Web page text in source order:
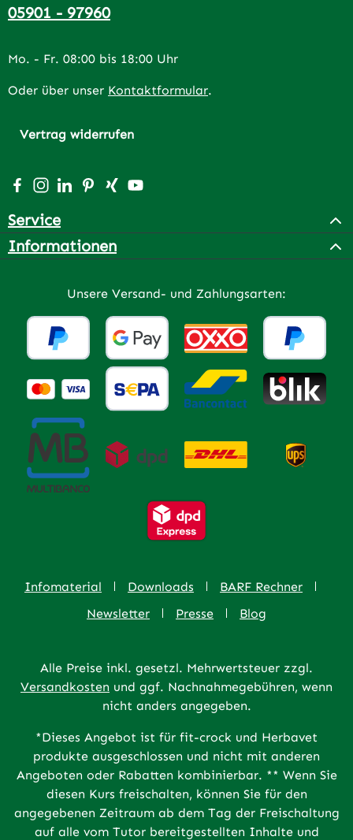
05901 - 97960
Mo. - Fr. 08:00 bis 18:00 Uhr
Oder über unser Kontaktformular.
Vertrag widerrufen
Besuche uns auf Facebook – öffnet in neuem Tab
Schau auf Instagram vorbei – öffnet in neuem Tab
Vernetze dich mit uns auf LinkedIn – öffnet in
Lass dich auf Pinterest inspirieren – öffnet
Vernetze dich mit uns auf Xing – öffnet
Sieh dir unsere Videos auf YouTube
Service
Informationen
Unsere Versand- und Zahlungsarten:
Infomaterial Downloads
BARF Rechner
Newsletter
Presse Blog
Alle Preise inkl. gesetzl. Mehrwertsteuer zzgl.
Versandkosten und ggf. Nachnahmegebühren, wenn
nicht anders angegeben.
*Dieses Angebot ist für fit-crock und Herbavet
produkte ausgeschlossen und nicht mit anderen
Angeboten oder Rabatten kombinierbar. ** Wenn Sie
diesen Kurs freischalten, können Sie für den
angegebenen Zeitraum ab dem Tag der Freischaltung
auf alle vom Tutor bereitgestellten Inhalte und